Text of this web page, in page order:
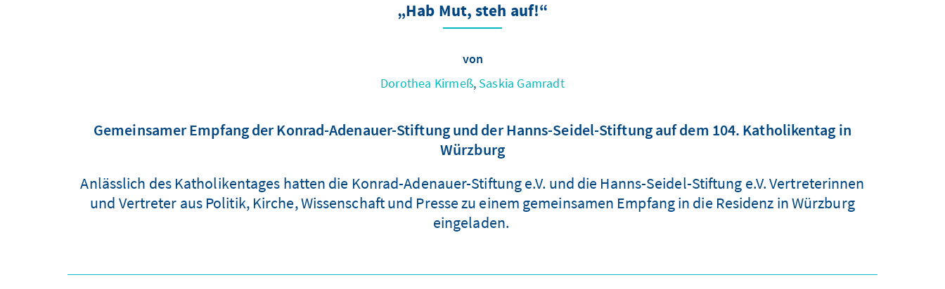
„Hab Mut, steh auf!“
von
Dorothea Kirmeß, Saskia Gamradt
Gemeinsamer Empfang der Konrad-Adenauer-Stiftung und der Hanns-Seidel-Stiftung auf dem 104. Katholikentag in
Würzburg
Anlässlich des Katholikentages hatten die Konrad-Adenauer-Stiftung e.V. und die Hanns-Seidel-Stiftung e.V. Vertreterinnen
und Vertreter aus Politik, Kirche, Wissenschaft und Presse zu einem gemeinsamen Empfang in die Residenz in Würzburg
eingeladen.